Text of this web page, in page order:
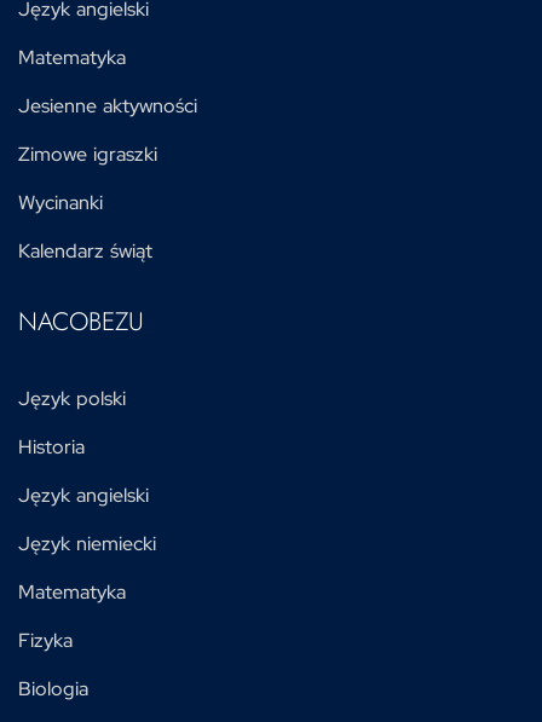
Język angielski
Matematyka
Jesienne aktywności
Zimowe igraszki
Wycinanki
Kalendarz świąt
NACOBEZU
Język polski
Historia
Język angielski
Język niemiecki
Matematyka
Fizyka
Biologia